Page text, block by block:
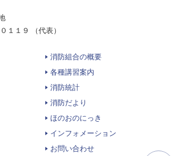
１１９ （代表）
消防組合の概要
各種講習案内
消防統計
消防だより
ほのおのにっき
インフォメーション
お問い合わせ